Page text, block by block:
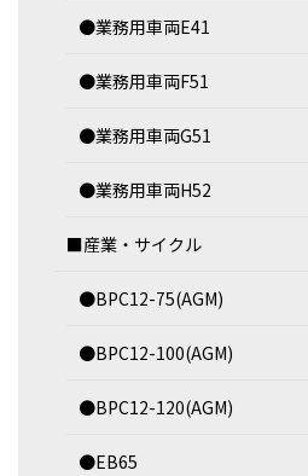
●業務用車両E41
●業務用車両F51
●業務用車両G51
●業務用車両H52
■産業・サイクル
●BPC12-75(AGM)
●BPC12-100(AGM)
●BPC12-120(AGM)
●EB65